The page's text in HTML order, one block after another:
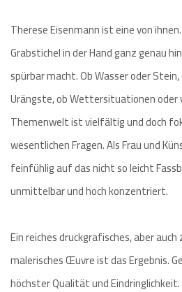
Therese Eisenmann ist eine von
Grabstichel in der Hand ganz genau
spürbar macht. Ob Wasser oder
Urängste, ob Wettersituationen oder
Themenwelt ist vielfältig und doch
wesentlichen Fragen. Als Frau und
feinfühlig auf das nicht so leicht
unmittelbar und hoch konzentriert.
Ein reiches druckgrafisches, aber
malerisches Œuvre ist das Ergebnis.
höchster Qualität und